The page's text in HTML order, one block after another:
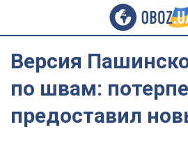
Версия
по швам:
предоставил